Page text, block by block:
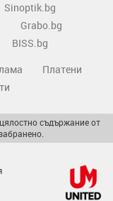
Sinoptik.bg
Grabo.bg
BISS.bg
Платени
съдържание от